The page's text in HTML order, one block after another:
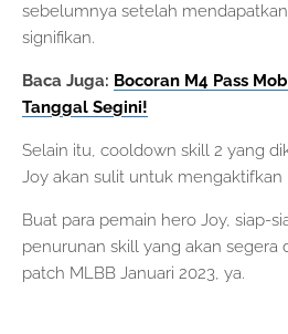
sebelumnya setelah
signifikan.
Baca Juga: Bocoran M4 Pass
Tanggal Segini!
Selain itu, cooldown skill 2 yang
Joy akan sulit untuk
Buat para pemain hero Joy, siap-
penurunan skill yang akan segera
patch MLBB Januari 2023, ya.